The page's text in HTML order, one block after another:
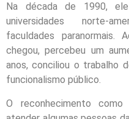
Na década de 1990,
universidades norte-
faculdades paranormais.
chegou, percebeu um
anos, conciliou o trabalho
funcionalismo público.
O reconhecimento